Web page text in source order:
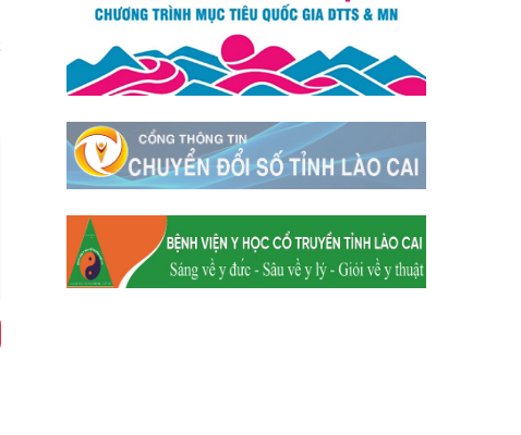
Xã Mường
Hum
Xã Y Tý
Xã A Mú Sung
Xã Trịnh Tường
Xã Nậm Chày
Xã Bản Xèo
Xã Bát Xát
Xã Võ Lao
Xã Khánh Yên
Xã Văn Bàn
Xã Dương Quỳ